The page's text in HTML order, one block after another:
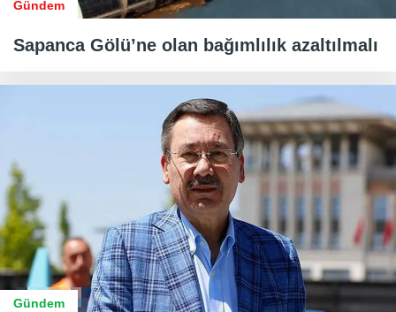
Gündem
Sapanca Gölü’ne olan bağımlılık azaltılmalı
Gündem